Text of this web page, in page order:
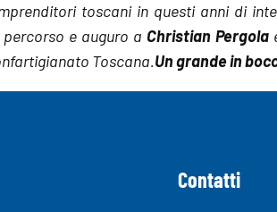
toscani in questi anni di
e auguro a Christian Pergola
Toscana.Un grande in
Contatti